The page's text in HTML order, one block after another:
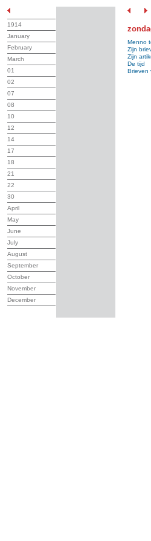
1914
January
February
March
01
02
07
08
10
12
14
17
18
21
22
30
April
May
June
July
August
September
October
November
December
Menno
Zijn
Zijn
De tijd
Brieven